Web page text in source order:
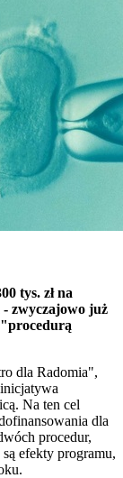
tys. zł na
zwyczajowo już
dla Radomia",
Na ten cel
dla
procedur,
efekty programu,